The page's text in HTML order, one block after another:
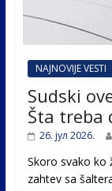
NAJNOVIJE VESTI
Sudski
Šta treba
26. јул 2026.
Skoro svako ko
zahtev sa